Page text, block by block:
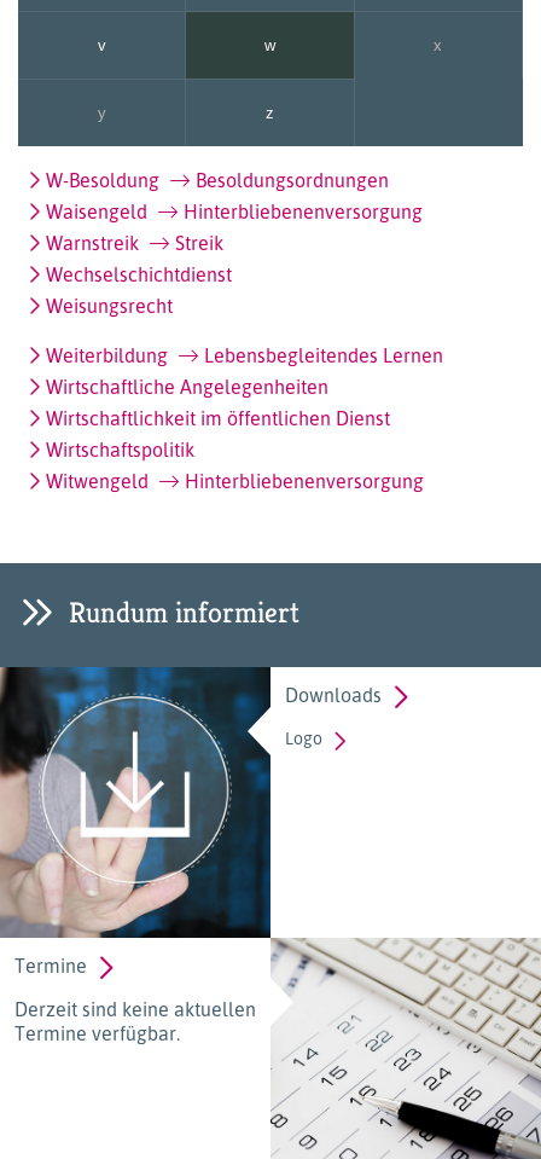
v w x
y z
W-Besoldung
Besoldungsordnungen
Waisengeld
Hinterbliebenenversorgung
Warnstreik
Streik
Wechselschichtdienst
Weisungsrecht
Weiterbildung
Lebensbegleitendes Lernen
Wirtschaftliche Angelegenheiten
Wirtschaftlichkeit im öffentlichen Dienst
Wirtschaftspolitik
Witwengeld
Hinterbliebenenversorgung
Rundum informiert
Downloads
Logo
Termine
Derzeit sind keine aktuellen
Termine verfügbar.